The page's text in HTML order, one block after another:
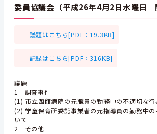
委員協議会（平成26年4月2日水曜日
議題はこちら[PDF：19.3KB]
記録はこちら[PDF：316KB]
議題
1 調査事件
(1) 市立函館病院の元職員の勤務中の不適切な行
(2) 学童保育所委託事業者の元指導員の勤務中
いて
2 その他